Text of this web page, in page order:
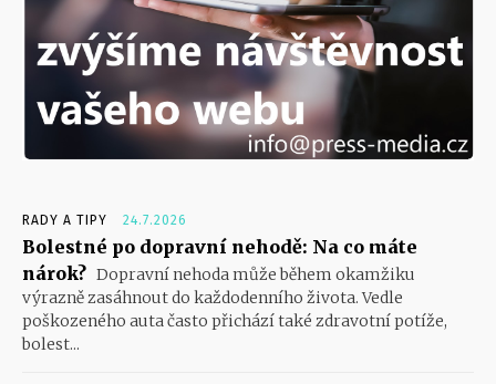
RADY A TIPY 24.7.2026
Bolestné po dopravní nehodě: Na co máte
nárok? Dopravní nehoda může během okamžiku
výrazně zasáhnout do každodenního života. Vedle
poškozeného auta často přichází také zdravotní potíže,
bolest...